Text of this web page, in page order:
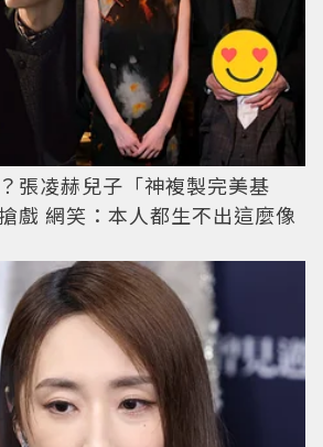
張凌赫兒子「神複製完美基
戲 網笑：本人都生不出這麼像